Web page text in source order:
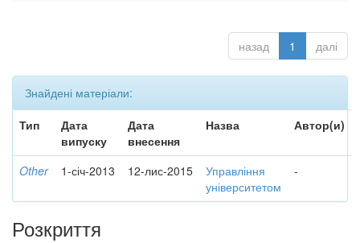
назад 1 далі
Знайдені матеріали:
Тип
Дата
випуску
Дата
внесення
Назва Автор(и)
Other 1-січ-2013 12-лис-2015
Управління
університетом
-
Розкриття